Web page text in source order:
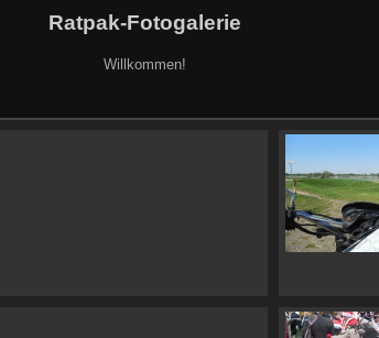
Ratpak-Fotogalerie
Willkommen!